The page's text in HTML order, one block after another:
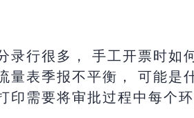
量表季报不平衡， 可能是什
批过程中每个环节的审批人及审批意见都